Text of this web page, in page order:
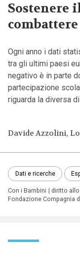
Sostenere
Ogni anno i dati
tra gli ultimi paesi
negativo è in parte
partecipazione
riguarda la diversa
Davide Azzolini
Dati e ricerche
Con i Bambini diritto
Fondazione Compagnia